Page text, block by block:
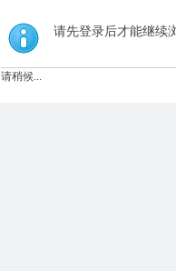
请先登录后才能继续
请稍候...